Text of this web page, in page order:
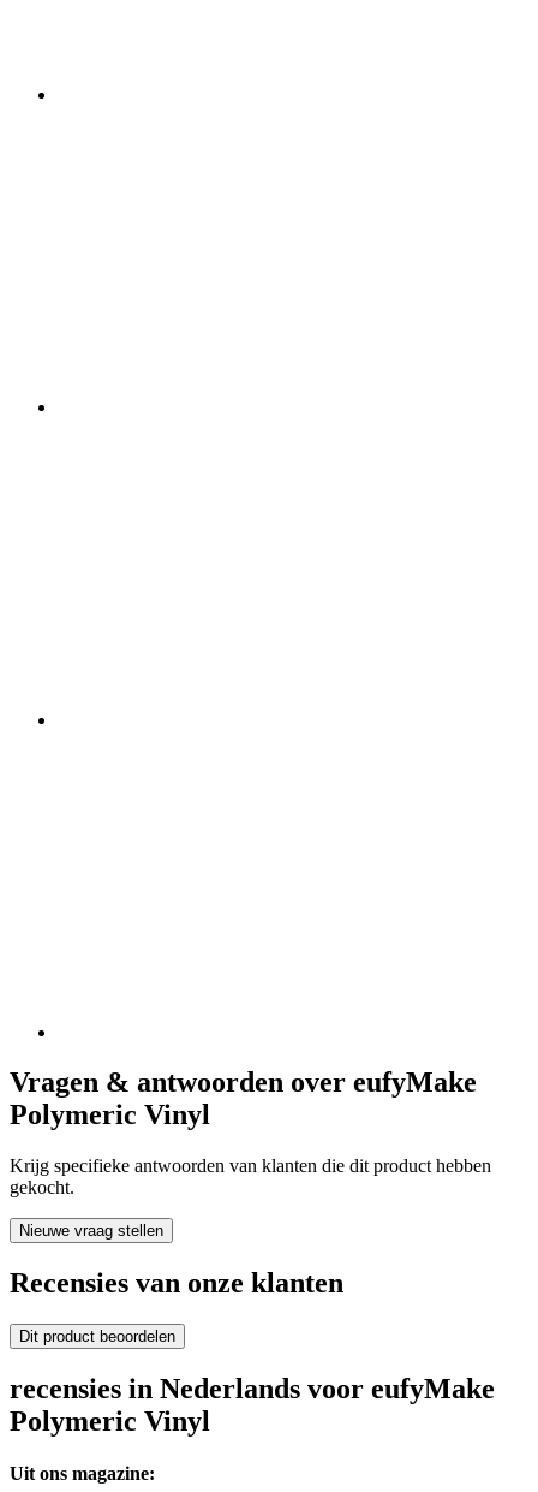
Vragen & antwoorden over eufyMake
Polymeric Vinyl
Krijg specifieke antwoorden van klanten die dit product hebben
gekocht.
Nieuwe vraag stellen
Recensies van onze klanten
Dit product beoordelen
recensies in Nederlands voor eufyMake
Polymeric Vinyl
Uit ons magazine: